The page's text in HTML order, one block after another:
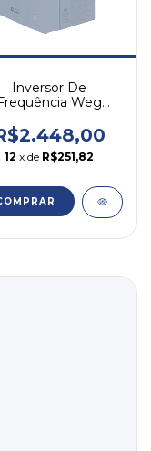
Inversor De
Weg
Trif Igbt
12 x de R$251,82